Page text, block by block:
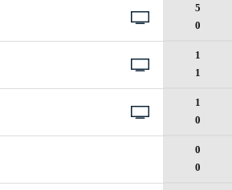
5
0
1
1
1
0
0
0